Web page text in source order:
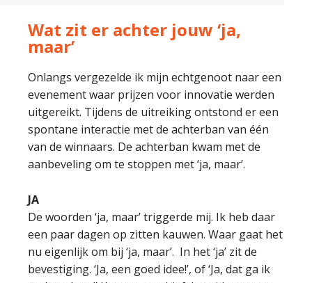
Wat zit er achter jouw ‘ja,
maar’
Onlangs vergezelde ik mijn echtgenoot naar een
evenement waar prijzen voor innovatie werden
uitgereikt. Tijdens de uitreiking ontstond er een
spontane interactie met de achterban van één
van de winnaars. De achterban kwam met de
aanbeveling om te stoppen met ‘ja, maar’.
JA
De woorden ‘ja, maar’ triggerde mij. Ik heb daar
een paar dagen op zitten kauwen. Waar gaat het
nu eigenlijk om bij ‘ja, maar’. In het ‘ja’ zit de
bevestiging. ‘Ja, een goed idee!’, of ‘Ja, dat ga ik